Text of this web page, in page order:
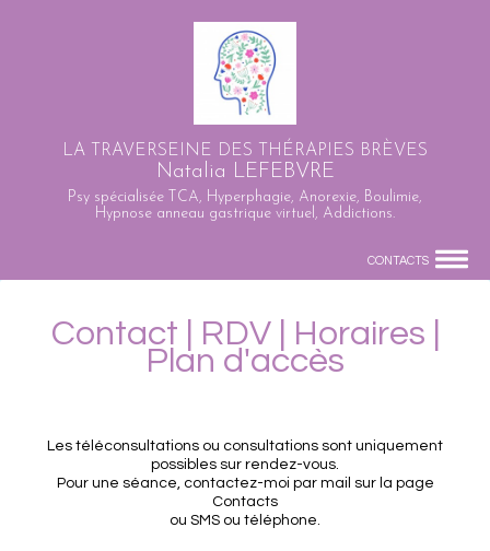
LA TRAVERSEINE DES THÉRAPIES BRÈVES
Natalia LEFEBVRE
Psy spécialisée TCA, Hyperphagie, Anorexie, Boulimie,
Hypnose anneau gastrique virtuel, Addictions.
CONTACTS
Contact | RDV | Horaires |
Plan d'accès
Les téléconsultations ou consultations sont uniquement
possibles sur rendez-vous.
Pour une séance, contactez-moi par mail sur la page
Contacts
ou SMS ou téléphone.